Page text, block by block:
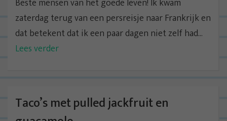
zaterdag terug van een persreisje naar Frankrijk en
dat betekent dat ik een paar dagen niet zelf had...
Lees verder
Taco’s met pulled jackfruit en